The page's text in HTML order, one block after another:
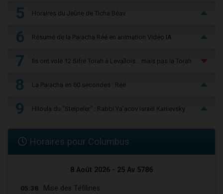
5 Horaires du Jeûne de Ticha Béav
6 Résumé de la Paracha Réé en animation Vidéo IA
7 Ils ont volé 12 Sifré Torah à Levallois… mais pas la Torah
8 La Paracha en 60 secondes : Réé
9 Hiloula du "Steïpeler" : Rabbi Ya’acov Israël Kanievsky
Horaires pour Columbus
8 Août 2026 - 25 Av 5786
05:38 Mise des Téfilines